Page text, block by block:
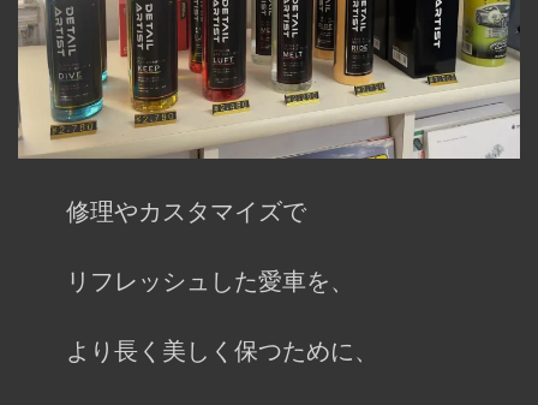
修理やカスタマイズで
リフレッシュした愛車を、
より長く美しく保つために、